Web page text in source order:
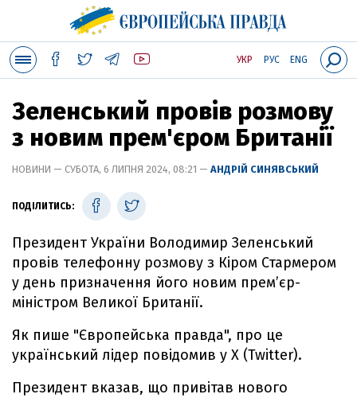
УКР РУС ENG
Зеленський провів розмову
з новим прем'єром Британії
НОВИНИ — СУБОТА, 6 ЛИПНЯ 2024, 08:21 — АНДРІЙ СИНЯВСЬКИЙ
ПОДІЛИТИСЬ:
Президент України Володимир Зеленський
провів телефонну розмову з Кіром Стармером
у день призначення його новим прем’єр-
міністром Великої Британії.
Як пише "Європейська правда", про це
український лідер повідомив у X (Twitter).
Президент вказав, що привітав нового